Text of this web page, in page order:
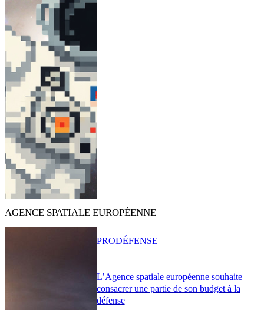
AGENCE SPATIALE EUROPÉENNE
L’Agence spatiale européenne souhaite
consacrer une partie de son budget à la
défense
PRODÉFENSE